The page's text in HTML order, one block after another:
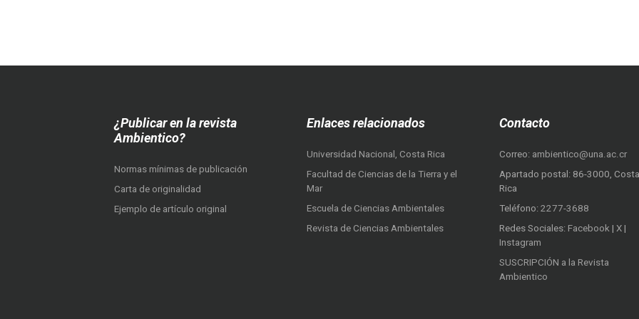
¿Publicar en la revista
Ambientico?
Normas mínimas de publicación
Carta de originalidad
Ejemplo de artículo original
Enlaces relacionados
Universidad Nacional, Costa Rica
Facultad de Ciencias de la Tierra y el
Mar
Escuela de Ciencias Ambientales
Revista de Ciencias Ambientales
Contacto
Correo: ambientico@una.ac.cr
Apartado postal: 86-3000, Costa
Rica
Teléfono: 2277-3688
Redes Sociales: Facebook | X |
Instagram
SUSCRIPCIÓN a la Revista
Ambientico